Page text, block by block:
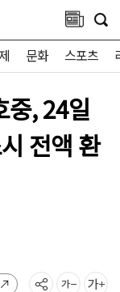
문화 스포츠
중, 24일
전액 환